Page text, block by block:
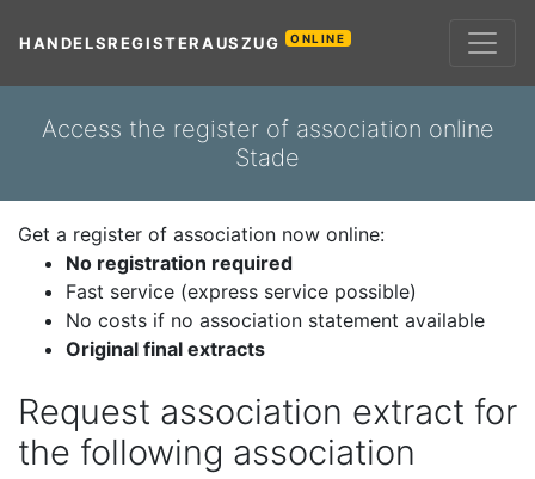
HANDELSREGISTERAUSZUG ONLINE
Access the register of association online
Stade
Get a register of association now online:
No registration required
Fast service (express service possible)
No costs if no association statement available
Original final extracts
Request association extract for
the following association